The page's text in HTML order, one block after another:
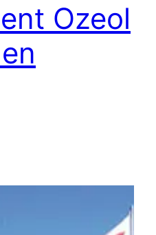
Ozeol